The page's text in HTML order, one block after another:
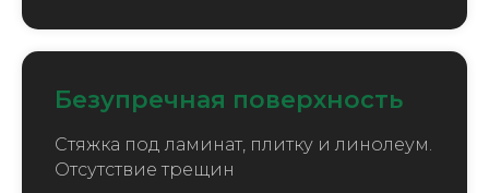
Безупречная поверхность
Стяжка под ламинат, плитку и линолеум.
Отсутствие трещин